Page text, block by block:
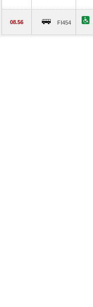
08.56 FI454